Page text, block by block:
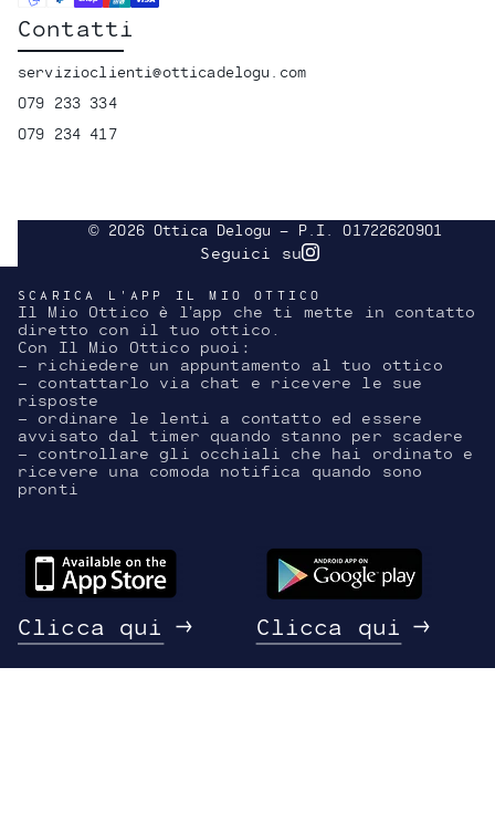
Contatti
servizioclienti@otticadelogu.com
079 233 334
079 234 417
© 2026 Ottica Delogu - P.I. 01722620901
Seguici suInstagram
SCARICA L'APP IL MIO OTTICO
Il Mio Ottico è l’app che ti mette in contatto
diretto con il tuo ottico.
Con Il Mio Ottico puoi:
- richiedere un appuntamento al tuo ottico
- contattarlo via chat e ricevere le sue
risposte
- ordinare le lenti a contatto ed essere
avvisato dal timer quando stanno per scadere
- controllare gli occhiali che hai ordinato e
ricevere una comoda notifica quando sono
pronti
Clicca qui Clicca qui